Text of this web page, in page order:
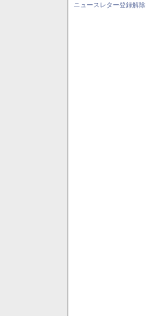
ニュースレター登録解除